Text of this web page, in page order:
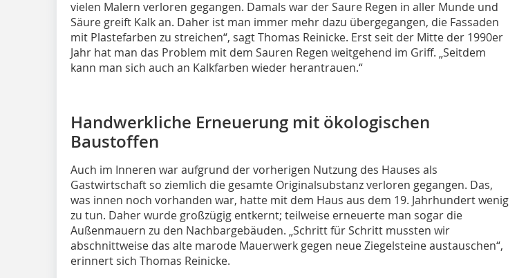
vielen Malern verloren gegangen. Damals war der Saure Regen in aller Munde und
Säure greift Kalk an. Daher ist man immer mehr dazu übergegangen, die Fassaden
mit Plastefarben zu streichen“, sagt Thomas Reinicke. Erst seit der Mitte der 1990er
Jahr hat man das Problem mit dem Sauren Regen weitgehend im Griff. „Seitdem
kann man sich auch an Kalkfarben wieder herantrauen.“
Handwerkliche Erneuerung mit ökologischen
Baustoffen
Auch im Inneren war aufgrund der vorherigen Nutzung des Hauses als
Gastwirtschaft so ziemlich die gesamte Originalsubstanz verloren gegangen. Das,
was innen noch vorhanden war, hatte mit dem Haus aus dem 19. Jahrhundert wenig
zu tun. Daher wurde großzügig entkernt; teilweise erneuerte man sogar die
Außenmauern zu den Nachbargebäuden. „Schritt für Schritt mussten wir
abschnittweise das alte marode Mauerwerk gegen neue Ziegelsteine austauschen“,
erinnert sich Thomas Reinicke.